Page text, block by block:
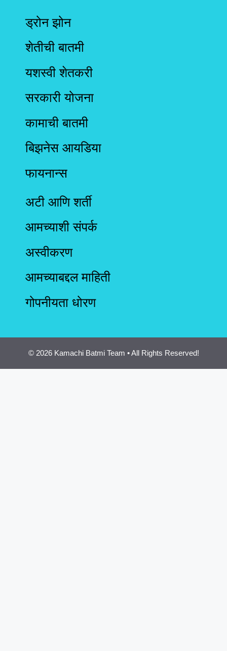
ड्रोन झोन
शेतीची बातमी
यशस्वी शेतकरी
सरकारी योजना
कामाची बातमी
बिझनेस आयडिया
फायनान्स
अटी आणि शर्ती
आमच्याशी संपर्क
अस्वीकरण
आमच्याबद्दल माहिती
गोपनीयता धोरण
© 2026 Kamachi Batmi Team • All Rights Reserved!